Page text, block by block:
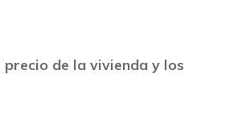
precio de la vivienda y los